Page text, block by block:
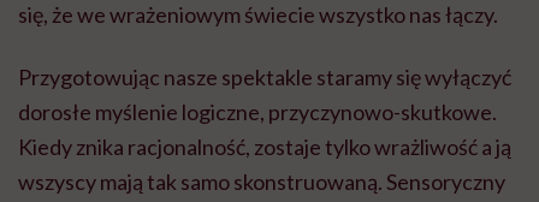
się, że we wrażeniowym świecie wszystko nas łączy.
Przygotowując nasze spektakle staramy się wyłączyć
dorosłe myślenie logiczne, przyczynowo-skutkowe.
Kiedy znika racjonalność, zostaje tylko wrażliwość a ją
wszyscy mają tak samo skonstruowaną. Sensoryczny